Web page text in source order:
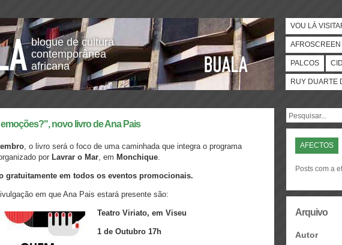
blogue de cultura
contemporânea
africana
VOU LÁ
AFROSCREEN
PALCOS
RUY DUARTE
novo livro de Ana Pais
, o livro será o foco de uma caminhada que integra o programa
por Lavrar o Mar, em Monchique.
gratuitamente em todos os eventos promocionais.
em que Ana Pais estará presente são:
Teatro Viriato, em Viseu
1 de Outubro 17h
AFECTOS
Posts com a
Arquivo
Autor